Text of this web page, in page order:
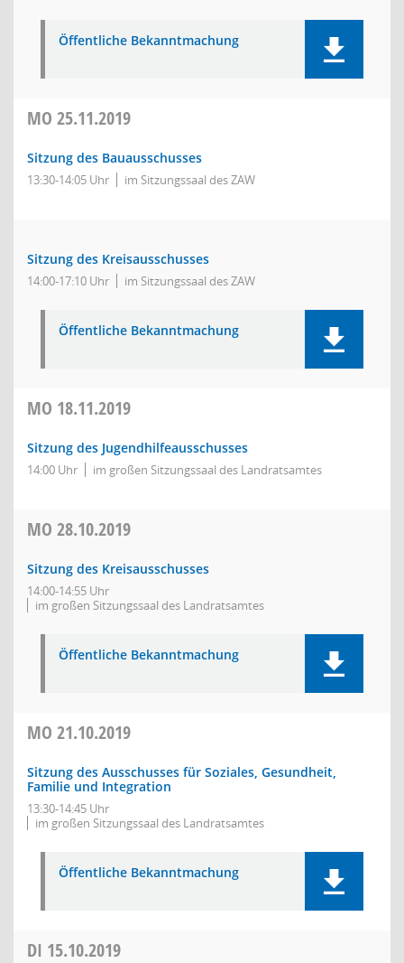
Öffentliche Bekanntmachung
MO 25.11.2019
Sitzung des Bauausschusses
13:30-14:05 Uhr im Sitzungssaal des ZAW
Sitzung des Kreisausschusses
14:00-17:10 Uhr im Sitzungssaal des ZAW
Öffentliche Bekanntmachung
MO 18.11.2019
Sitzung des Jugendhilfeausschusses
14:00 Uhr im großen Sitzungssaal des Landratsamtes
MO 28.10.2019
Sitzung des Kreisausschusses
14:00-14:55 Uhr
im großen Sitzungssaal des Landratsamtes
Öffentliche Bekanntmachung
MO 21.10.2019
Sitzung des Ausschusses für Soziales, Gesundheit,
Familie und Integration
13:30-14:45 Uhr
im großen Sitzungssaal des Landratsamtes
Öffentliche Bekanntmachung
DI 15.10.2019